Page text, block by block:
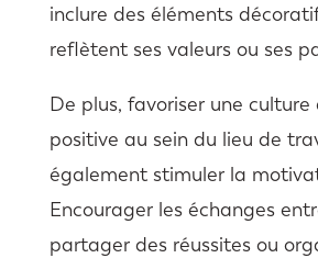
inclure des éléments
reflètent ses valeurs ou ses
De plus, favoriser une culture
positive au sein du lieu de
également stimuler la
Encourager les échanges
partager des réussites ou